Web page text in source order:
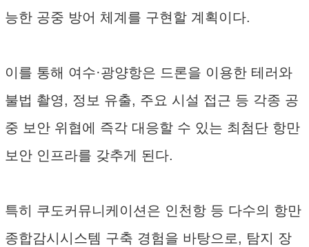
능한 공중 방어 체계를 구현할 계획이다.
이를 통해 여수·광양항은 드론을 이용한 테러와
불법 촬영, 정보 유출, 주요 시설 접근 등 각종 공
중 보안 위협에 즉각 대응할 수 있는 최첨단 항만
보안 인프라를 갖추게 된다.
특히 쿠도커뮤니케이션은 인천항 등 다수의 항만
종합감시시스템 구축 경험을 바탕으로, 탐지 장